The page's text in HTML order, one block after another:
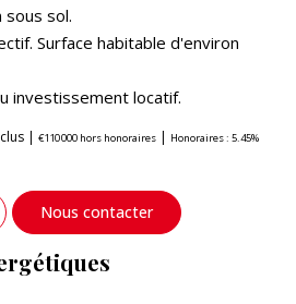
sous sol.
Surface habitable d'environ
investissement locatif.
| €110 000 hors honoraires | Honoraires : 5.45%
Nous contacter